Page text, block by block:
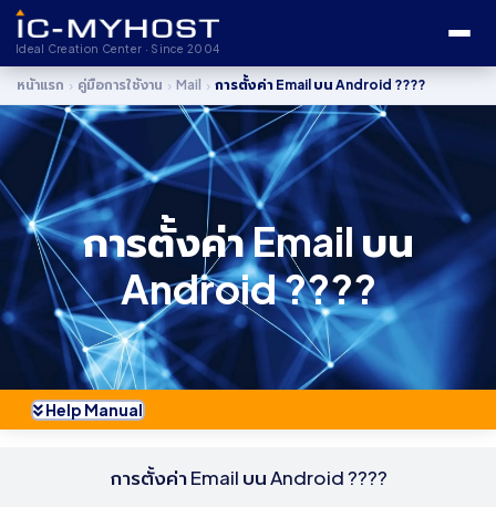
Ideal Creation Center · Since 2004
หน้าแรก › คู่มือการใช้งาน › Mail › การตั้งค่า Email บน Android ????
การตั้งค่า Email บน
Android ????
Help Manual
การตั้งค่า Email บน Android ????